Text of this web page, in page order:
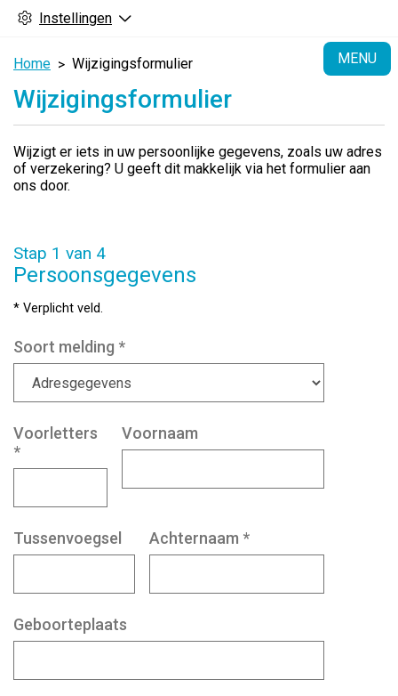
Instellingen
MENU
Home Wijzigingsformulier
Wijzigingsformulier
Wijzigt er iets in uw persoonlijke gegevens, zoals uw adres
of verzekering? U geeft dit makkelijk via het formulier aan
ons door.
Stap 1 van 4
Persoonsgegevens
* Verplicht veld.
Soort melding *
Voorletters
*
Voornaam
Tussenvoegsel Achternaam *
Geboorteplaats